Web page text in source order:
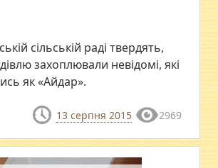
сільській раді твердять,
захоплювали невідомі, які
як «Айдар».
13 серпня 2015 2969